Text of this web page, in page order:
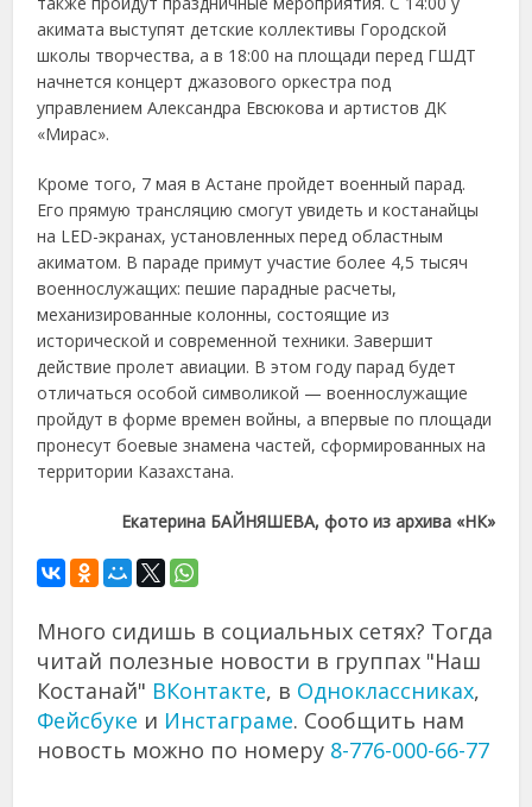
акимата выступят детские коллективы Городской
школы творчества, а в 18:00 на площади перед ГШДТ
начнется концерт джазового оркестра под
управлением Александра Евсюкова и артистов ДК
«Мирас».
Кроме того, 7 мая в Астане пройдет военный парад.
Его прямую трансляцию смогут увидеть и костанайцы
на LED-экранах, установленных перед областным
акиматом. В параде примут участие более 4,5 тысяч
военнослужащих: пешие парадные расчеты,
механизированные колонны, состоящие из
исторической и современной техники. Завершит
действие пролет авиации. В этом году парад будет
отличаться особой символикой — военнослужащие
пройдут в форме времен войны, а впервые по площади
пронесут боевые знамена частей, сформированных на
территории Казахстана.
Екатерина БАЙНЯШЕВА, фото из архива «НК»
Много сидишь в социальных сетях? Тогда
читай полезные новости в группах "Наш
Костанай" ВКонтакте, в Одноклассниках,
Фейсбуке и Инстаграме. Сообщить нам
новость можно по номеру 8-776-000-66-77